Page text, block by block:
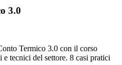
3.0
Termico 3.0 con il corso
e tecnici del settore. 8 casi pratici